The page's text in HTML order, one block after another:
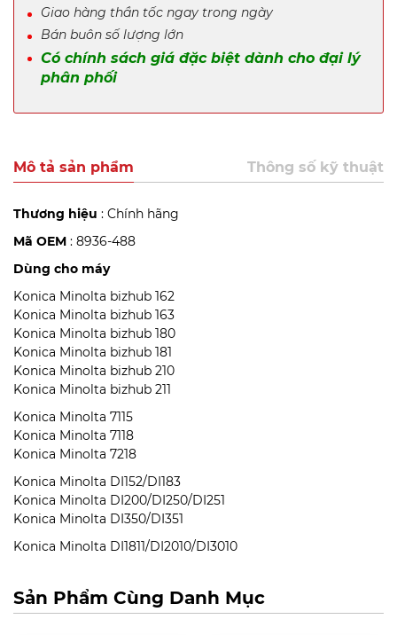
Giao hàng thần tốc ngay trong ngày
Bán buôn số lượng lớn
Có chính sách giá đặc biệt dành cho đại lý
phân phối
Mô tả sản phẩm Thông số kỹ thuật
Thương hiệu : Chính hãng
Mã OEM : 8936-488
Dùng cho máy
Konica Minolta bizhub 162
Konica Minolta bizhub 163
Konica Minolta bizhub 180
Konica Minolta bizhub 181
Konica Minolta bizhub 210
Konica Minolta bizhub 211
Konica Minolta 7115
Konica Minolta 7118
Konica Minolta 7218
Konica Minolta DI152/DI183
Konica Minolta DI200/DI250/DI251
Konica Minolta DI350/DI351
Konica Minolta DI1811/DI2010/DI3010
Sản Phẩm Cùng Danh Mục